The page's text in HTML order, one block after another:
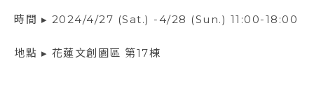
時間 ▸ 2024/4/27 (Sat.) -4/28 (Sun.) 11:00-18:00
地點 ▸ 花蓮文創園區 第17棟